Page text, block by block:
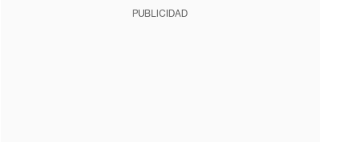
PUBLICIDAD